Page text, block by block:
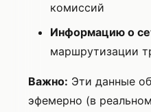
комиссий
Информацию о
маршрутизации
Важно: Эти данные
эфемерно (в